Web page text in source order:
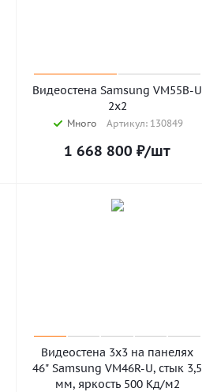
Видеостена Samsung VM55B-U
2х2
Много Артикул: 130849
1 668 800 ₽/шт
Видеостена 3х3 на панелях
46" Samsung VM46R-U, стык 3,5
мм, яркость 500 Кд/м2